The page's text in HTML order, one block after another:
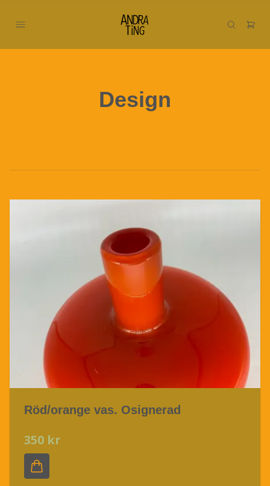
Design
Röd/orange vas. Osignerad
350 kr